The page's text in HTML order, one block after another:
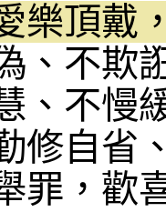
樂頂戴
、不欺
、不慢
修自省
罪，歡